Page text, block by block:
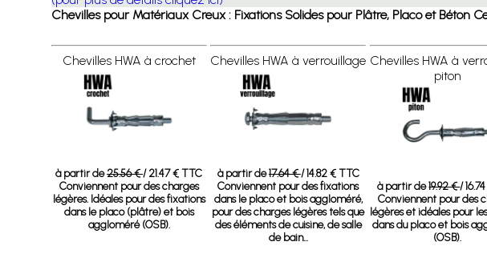
Chevilles pour Matériaux Creux : Fixations Solides pour Plâtre, Placo et Béton
Chevilles HWA à crochet
à partir de25.56 €/ 21.47 € TTC
Conviennent pour des charges
légères. Idéales pour des fixations
dans le placo (plâtre) et bois
aggloméré (OSB).
Chevilles HWA à verrouillage
à partir de17.64 €/ 14.82 € TTC
Conviennent pour des fixations
dans le placo et bois aggloméré,
pour des charges légères tels que
des éléments de cuisine, de salle
de bain...
Chevilles HWA à
piton
à partir de19.92 €/
Conviennent pour des
légères et idéales pour
dans du placo et bois
(OSB).